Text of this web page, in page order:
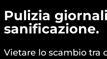
Pulizia
sanificazione.
Vietare lo scambio tra